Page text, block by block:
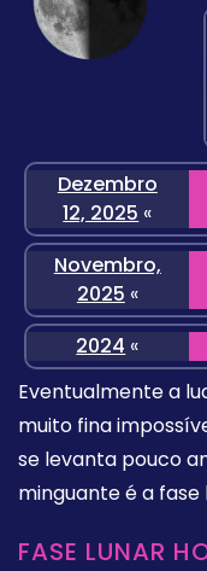
Dezembro
12, 2025 «
Novembro,
2025 «
2024 «
Eventualmente a
muito fina
se levanta pouco
minguante é a
FASE LUNAR